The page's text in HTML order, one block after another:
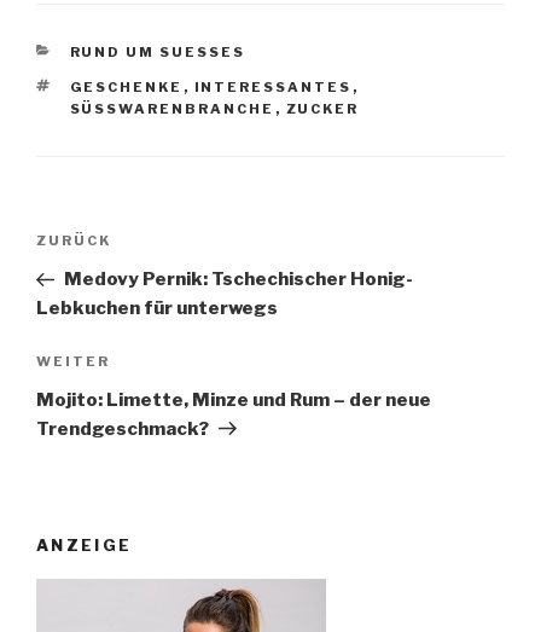
KATEGORIEN
RUND UM SUESSES
SCHLAGWÖRTER
GESCHENKE , INTERESSANTES ,
SÜSSWARENBRANCHE
, ZUCKER
Beitragsnavigation
Vorheriger
Beitrag
ZURÜCK
Medovy Pernik: Tschechischer Honig-
Lebkuchen für unterwegs
Nächster
Beitrag
WEITER
Mojito: Limette, Minze und Rum – der neue
Trendgeschmack?
ANZEIGE